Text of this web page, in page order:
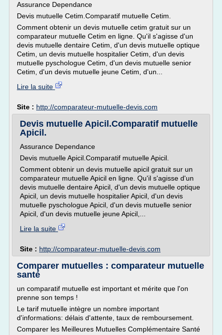
Assurance Dependance
Devis mutuelle Cetim.Comparatif mutuelle Cetim.
Comment obtenir un devis mutuelle cetim gratuit sur un
comparateur mutuelle Cetim en ligne. Qu'il s'agisse d'un
devis mutuelle dentaire Cetim, d'un devis mutuelle optique
Cetim, un devis mutuelle hospitalier Cetim, d'un devis
mutuelle pyschologue Cetim, d'un devis mutuelle senior
Cetim, d'un devis mutuelle jeune Cetim, d'un...
Lire la suite
Site : http://comparateur-mutuelle-devis.com
Devis mutuelle Apicil.Comparatif mutuelle
Apicil.
Assurance Dependance
Devis mutuelle Apicil.Comparatif mutuelle Apicil.
Comment obtenir un devis mutuelle apicil gratuit sur un
comparateur mutuelle Apicil en ligne. Qu'il s'agisse d'un
devis mutuelle dentaire Apicil, d'un devis mutuelle optique
Apicil, un devis mutuelle hospitalier Apicil, d'un devis
mutuelle pyschologue Apicil, d'un devis mutuelle senior
Apicil, d'un devis mutuelle jeune Apicil,...
Lire la suite
Site : http://comparateur-mutuelle-devis.com
Comparer mutuelles : comparateur mutuelle
santé
un comparatif mutuelle est important et mérite que l'on
prenne son temps !
Le tarif mutuelle intègre un nombre important
d'informations: délais d'attente, taux de remboursement.
Comparer les Meilleures Mutuelles Complémentaire Santé